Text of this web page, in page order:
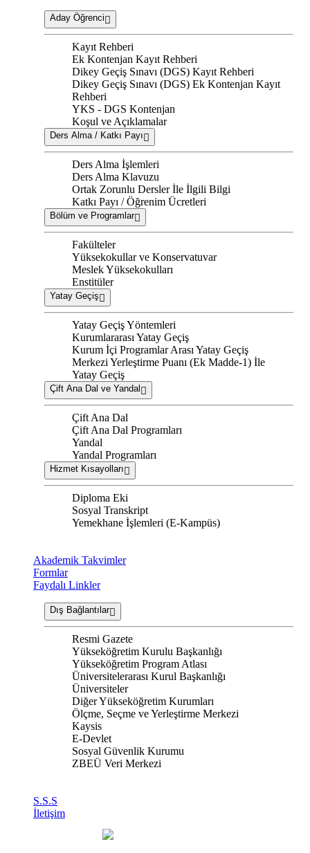
Aday Öğrenci
Kayıt Rehberi
Ek Kontenjan Kayıt Rehberi
Dikey Geçiş Sınavı (DGS) Kayıt Rehberi
Dikey Geçiş Sınavı (DGS) Ek Kontenjan Kayıt
Rehberi
YKS - DGS Kontenjan
Koşul ve Açıklamalar
Ders Alma / Katkı Payı
Ders Alma İşlemleri
Ders Alma Klavuzu
Ortak Zorunlu Dersler İle İlgili Bilgi
Katkı Payı / Öğrenim Ücretleri
Bölüm ve Programlar
Fakülteler
Yüksekokullar ve Konservatuvar
Meslek Yüksekokulları
Enstitüler
Yatay Geçiş
Yatay Geçiş Yöntemleri
Kurumlararası Yatay Geçiş
Kurum İçi Programlar Arası Yatay Geçiş
Merkezi Yerleştirme Puanı (Ek Madde-1) İle
Yatay Geçiş
Çift Ana Dal ve Yandal
Çift Ana Dal
Çift Ana Dal Programları
Yandal
Yandal Programları
Hizmet Kısayolları
Diploma Eki
Sosyal Transkript
Yemekhane İşlemleri (E-Kampüs)
Akademik Takvimler
Formlar
Faydalı Linkler
Dış Bağlantılar
Resmi Gazete
Yükseköğretim Kurulu Başkanlığı
Yükseköğretim Program Atlası
Üniversitelerarası Kurul Başkanlığı
Üniversiteler
Diğer Yükseköğretim Kurumları
Ölçme, Seçme ve Yerleştirme Merkezi
Kaysis
E-Devlet
Sosyal Güvenlik Kurumu
ZBEÜ Veri Merkezi
S.S.S
İletişim